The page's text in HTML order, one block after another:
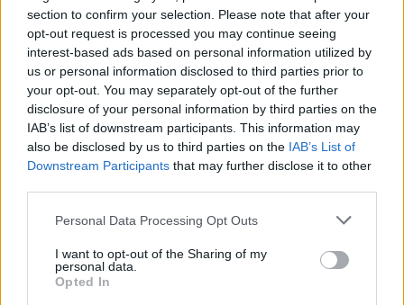
section to confirm your selection. Please note that after your
opt-out request is processed you may continue seeing
interest-based ads based on personal information utilized by
us or personal information disclosed to third parties prior to
your opt-out. You may separately opt-out of the further
disclosure of your personal information by third parties on the
IAB’s list of downstream participants. This information may
also be disclosed by us to third parties on the IAB’s List of
Downstream Participants that may further disclose it to other
Personal Data Processing Opt Outs
I want to opt-out of the Sharing of my
personal data.
Opted In
07.08.2026 / 16:00